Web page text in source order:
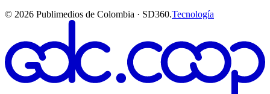
© 2026 Publimedios de Colombia · SD360.Tecnología